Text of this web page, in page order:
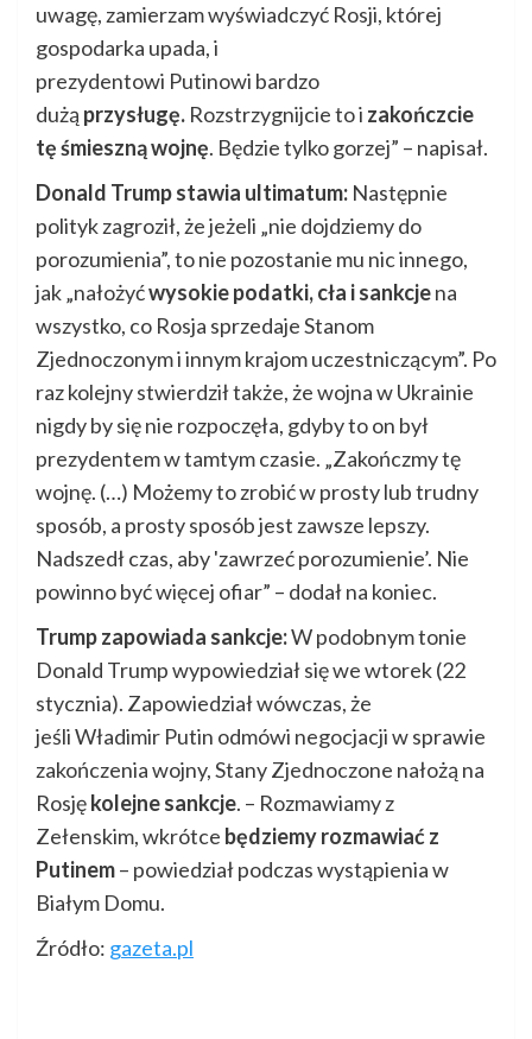
uwagę, zamierzam wyświadczyć Rosji, której
gospodarka upada, i
prezydentowi Putinowi bardzo
dużą przysługę. Rozstrzygnijcie to i zakończcie
tę śmieszną wojnę. Będzie tylko gorzej” – napisał.
Donald Trump stawia ultimatum: Następnie
polityk zagroził, że jeżeli „nie dojdziemy do
porozumienia”, to nie pozostanie mu nic innego,
jak „nałożyćwysokie podatki, cła i sankcjena
wszystko, co Rosja sprzedaje Stanom
Zjednoczonym i innym krajom uczestniczącym”. Po
raz kolejny stwierdził także, że wojna w Ukrainie
nigdy by się nie rozpoczęła, gdyby to on był
prezydentem w tamtym czasie. „Zakończmy tę
wojnę. (…) Możemy to zrobić w prosty lub trudny
sposób, a prosty sposób jest zawsze lepszy.
Nadszedł czas, aby 'zawrzeć porozumienie’. Nie
powinno być więcej ofiar” – dodał na koniec.
Trump zapowiada sankcje:W podobnym tonie
Donald Trump wypowiedział się we wtorek (22
stycznia). Zapowiedział wówczas, że
jeśli Władimir Putin odmówi negocjacji w sprawie
zakończenia wojny, Stany Zjednoczone nałożą na
Rosjękolejne sankcje. – Rozmawiamy z
Zełenskim, wkrótce będziemy rozmawiać z
Putinem– powiedział podczas wystąpienia w
Białym Domu.
Źródło: gazeta.pl